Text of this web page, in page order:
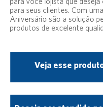
para seus clientes. Com
Aniversário são a solução
produtos de excelente
Veja esse